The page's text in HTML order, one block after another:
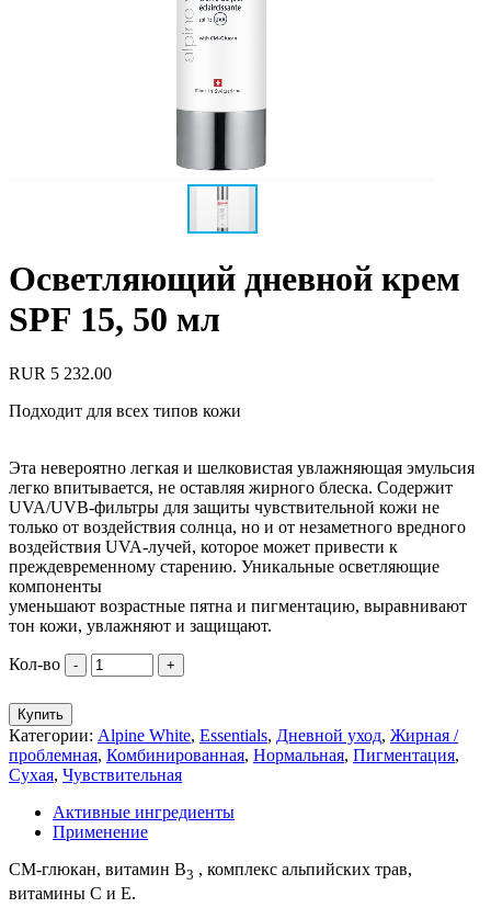
Осветляющий дневной крем
SPF 15, 50 мл
RUR 5 232.00
Подходит для всех типов кожи
Эта невероятно легкая и шелковистая увлажняющая эмульсия
легко впитывается, не оставляя жирного блеска. Содержит
UVA/UVB-фильтры для защиты чувствительной кожи не
только от воздействия солнца, но и от незаметного вредного
воздействия UVA-лучей, которое может привести к
преждевременному старению. Уникальные осветляющие
компоненты
уменьшают возрастные пятна и пигментацию, выравнивают
тон кожи, увлажняют и защищают.
Кол-во
Купить
Категории: Alpine White, Essentials, Дневной уход, Жирная /
проблемная, Комбинированная, Нормальная, Пигментация,
Сухая, Чувствительная
Активные ингредиенты
Применение
CM-глюкан, витамин B3 , комплекс альпийских трав,
витамины C и E.